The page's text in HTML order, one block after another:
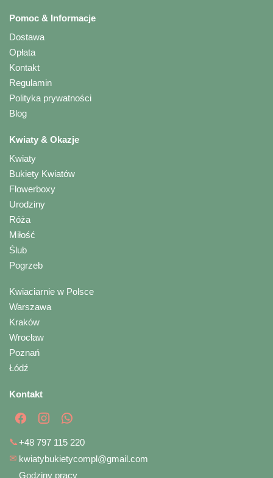
Pomoc & Informacje
Dostawa
Opłata
Kontakt
Regulamin
Polityka prywatności
Blog
Kwiaty & Okazje
Kwiaty
Bukiety Kwiatów
Flowerboxy
Urodziny
Róża
Miłość
Ślub
Pogrzeb
Kwiaciarnie w Polsce
Warszawa
Kraków
Wrocław
Poznań
Łódź
Kontakt
📞+48 797 115 220
✉ kwiatybukietycompl@gmail.com
Godziny pracy